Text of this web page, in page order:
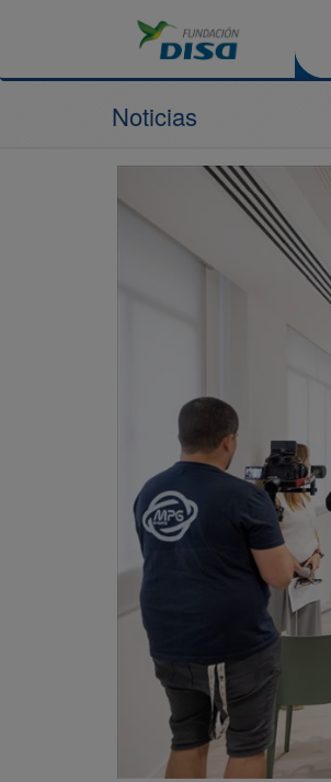
Noticias